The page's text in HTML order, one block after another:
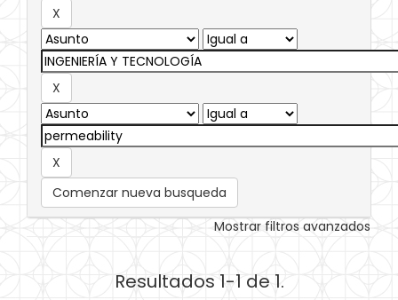
Comenzar nueva busqueda
Mostrar filtros avanzados
Resultados 1-1 de 1.